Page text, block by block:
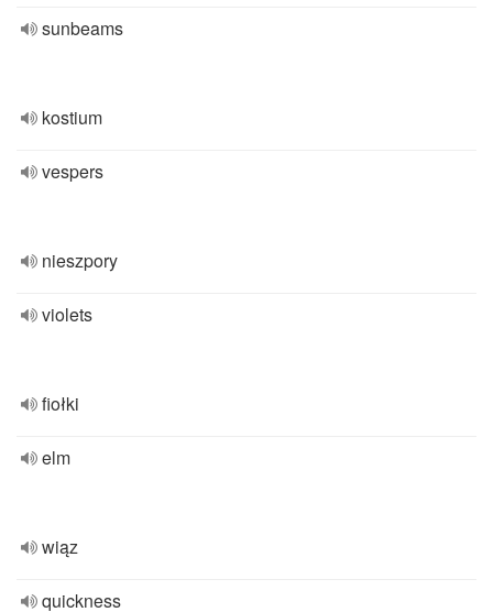
sunbeams
kostium
vespers
nieszpory
violets
fiołki
elm
wiąz
quickness